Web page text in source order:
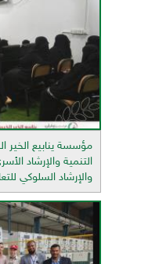
مؤسسة ينابيع الخير
التنمية والإرشاد
والإرشاد السلوكي